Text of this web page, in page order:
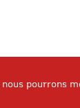
pourrons